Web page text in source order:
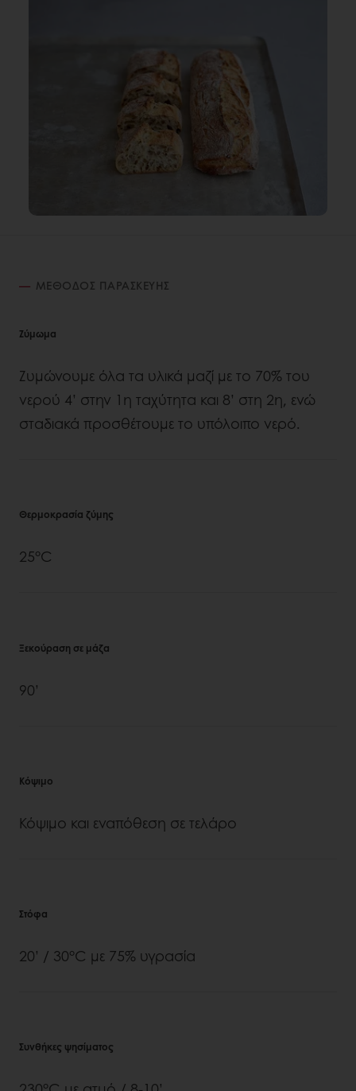
ΜΈΘΟΔΟΣ ΠΑΡΑΣΚΕΥΉΣ
Ζύμωμα
Ζυμώνουμε όλα τα υλικά μαζί με το 70% του
νερού 4’ στην 1η ταχύτητα και 8’ στη 2η, ενώ
σταδιακά προσθέτουμε το υπόλοιπο νερό.
Θερμοκρασία ζύμης
25°C
Ξεκούραση σε μάζα
90’
Κόψιμο
Κόψιμο και εναπόθεση σε τελάρο
Στόφα
20’ / 30°C με 75% υγρασία
Συνθήκες ψησίματος